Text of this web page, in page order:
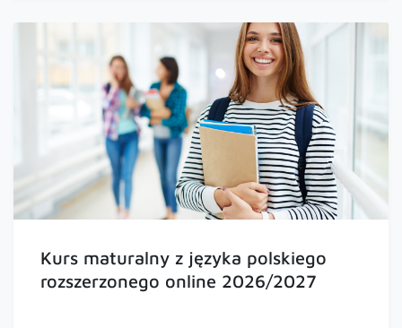
Kurs maturalny z języka polskiego
rozszerzonego online 2026/2027